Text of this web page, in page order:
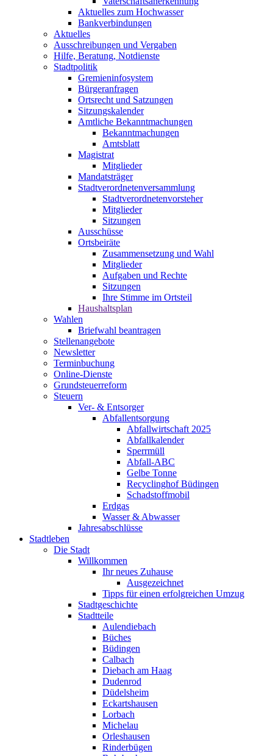
Aktuelles zum Hochwasser
Bankverbindungen
Aktuelles
Ausschreibungen und Vergaben
Hilfe, Beratung, Notdienste
Stadtpolitik
Gremieninfosystem
Bürgeranfragen
Ortsrecht und Satzungen
Sitzungskalender
Amtliche Bekanntmachungen
Bekanntmachungen
Amtsblatt
Magistrat
Mitglieder
Mandatsträger
Stadtverordnetenversammlung
Stadtverordnetenvorsteher
Mitglieder
Sitzungen
Ausschüsse
Ortsbeiräte
Zusammensetzung und Wahl
Mitglieder
Aufgaben und Rechte
Sitzungen
Ihre Stimme im Ortsteil
Haushaltsplan
Wahlen
Briefwahl beantragen
Stellenangebote
Newsletter
Terminbuchung
Online-Dienste
Grundsteuerreform
Steuern
Ver- & Entsorger
Abfallentsorgung
Abfallwirtschaft 2025
Abfallkalender
Sperrmüll
Abfall-ABC
Gelbe Tonne
Recyclinghof Büdingen
Schadstoffmobil
Erdgas
Wasser & Abwasser
Jahresabschlüsse
Stadtleben
Die Stadt
Willkommen
Ihr neues Zuhause
Ausgezeichnet
Tipps für einen erfolgreichen Umzug
Stadtgeschichte
Stadtteile
Aulendiebach
Büches
Büdingen
Calbach
Diebach am Haag
Dudenrod
Düdelsheim
Eckartshausen
Lorbach
Michelau
Orleshausen
Rinderbügen